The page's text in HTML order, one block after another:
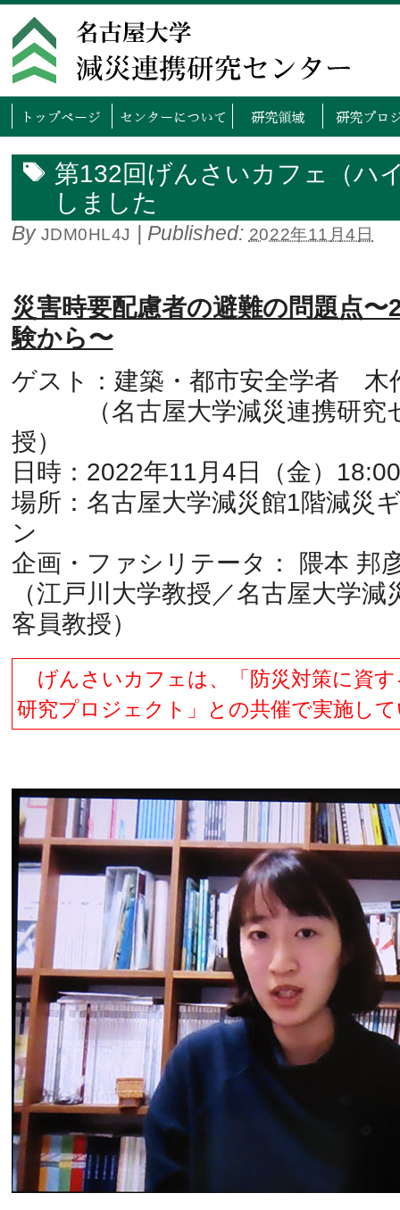
トップページ センタ
第132回げんさいカフェ（ハ
しました
By JDM0HL4J | Published: 2022年11月4日
災害時要配慮者の避難の問題点
験から〜
ゲスト：建築・都市安全学者 木
（名古屋大学減災連携研究
授）
日時：2022年11月4日（金）
場所：名古屋大学減災館1階減災
ン
企画・ファシリテータ： 隈本 邦
（江戸川大学教授／名古屋大学
客員教授）
げんさいカフェは、「防災対策に資す
研究プロジェクト」との共催で実施し